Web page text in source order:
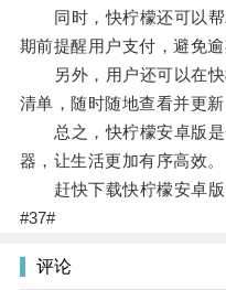
同时，快柠檬还可以帮
期前提醒用户支付，避免逾
另外，用户还可以在快
清单，随时随地查看并更
总之，快柠檬安卓版是
器，让生活更加有序高效。
赶快下载快柠檬安卓版
#37#
评论